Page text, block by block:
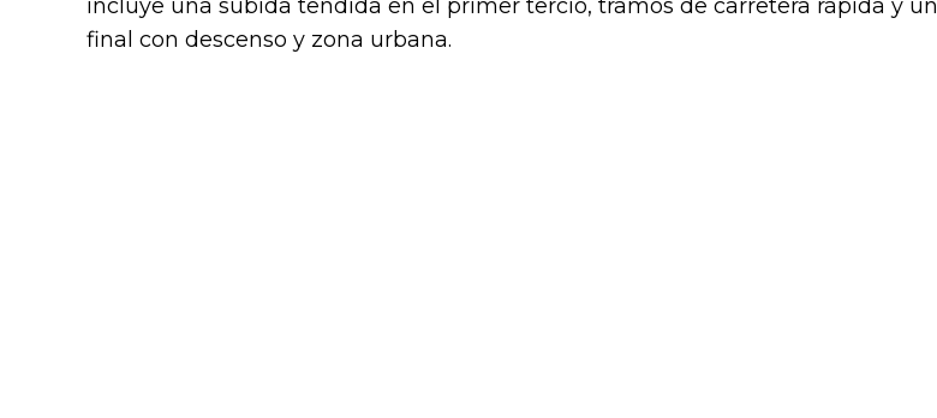
incluye una subida tendida en el primer tercio, tramos de carretera rápida y un
final con descenso y zona urbana.